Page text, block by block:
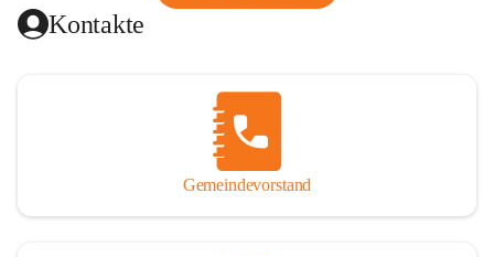
Kontakte
Gemeindevorstand